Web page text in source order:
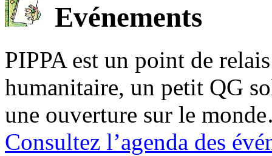
Evénements
PIPPA est un point de
humanitaire, un petit QG
une ouverture sur le
Consultez l’agenda des